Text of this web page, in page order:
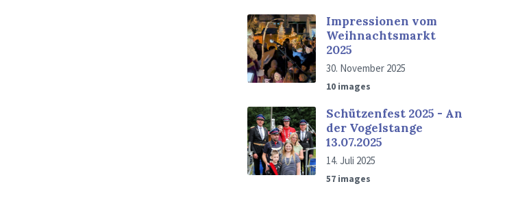
Impressionen vom
Weihnachtsmarkt
2025
30. November 2025
10 images
Schützenfest 2025 - An
der Vogelstange
13.07.2025
14. Juli 2025
57 images